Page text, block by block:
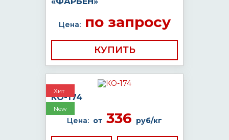
Цена:по запросу
КУПИТЬ
Хит
New
КО-174
Цена: от 336 руб/кг